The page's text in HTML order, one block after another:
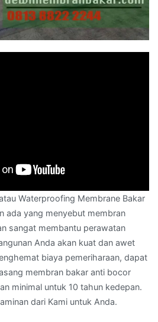
Waterproofing Membrane Bakar
ada yang menyebut membran
sangat membantu perawatan
Anda akan kuat dan awet
biaya pemeriharaan, dapat
membran bakar anti bocor
minimal untuk 10 tahun kedepan.
dari Kami untuk Anda.